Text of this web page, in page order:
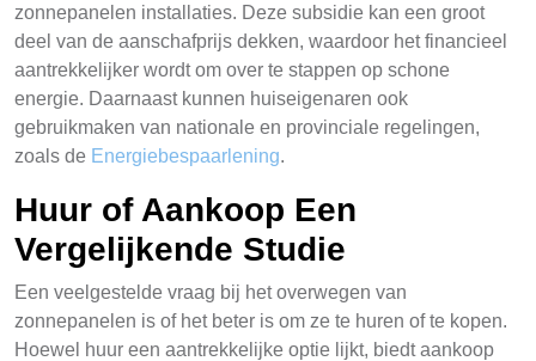
zonnepanelen installaties. Deze subsidie kan een groot
deel van de aanschafprijs dekken, waardoor het financieel
aantrekkelijker wordt om over te stappen op schone
energie. Daarnaast kunnen huiseigenaren ook
gebruikmaken van nationale en provinciale regelingen,
zoals de Energiebespaarlening.
Huur of Aankoop Een
Vergelijkende Studie
Een veelgestelde vraag bij het overwegen van
zonnepanelen is of het beter is om ze te huren of te kopen.
Hoewel huur een aantrekkelijke optie lijkt, biedt aankoop